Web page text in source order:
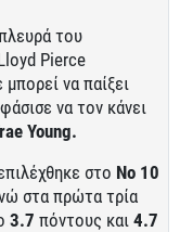
του
Pierce
να παίξει
να τον κάνει
Young.
στο Νο 10
στα πρώτα τρία
3.7 πόντους και 4.7